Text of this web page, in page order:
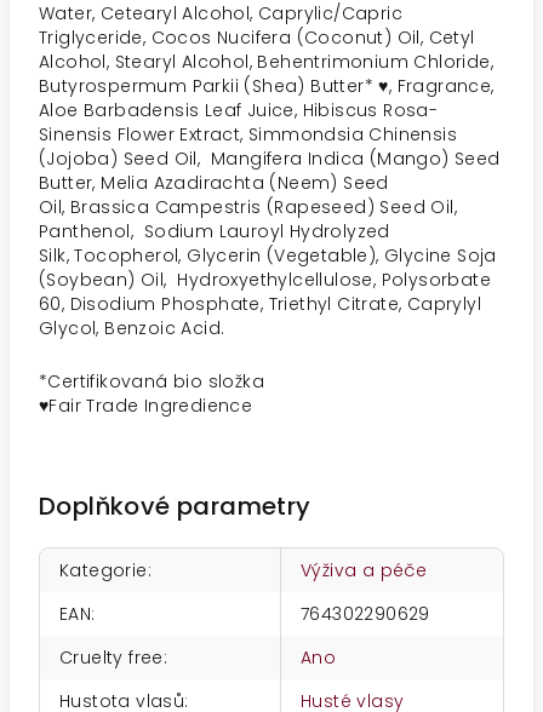
Water, Cetearyl Alcohol, Caprylic/Capric
Triglyceride, Cocos Nucifera (Coconut) Oil, Cetyl
Alcohol, Stearyl Alcohol, Behentrimonium Chloride,
Butyrospermum Parkii (Shea) Butter* ♥, Fragrance,
Aloe Barbadensis Leaf Juice, Hibiscus Rosa-
Sinensis Flower Extract, Simmondsia Chinensis
(Jojoba) Seed Oil, Mangifera Indica (Mango) Seed
Butter, Melia Azadirachta (Neem) Seed
Oil, Brassica Campestris (Rapeseed) Seed Oil,
Panthenol, Sodium Lauroyl Hydrolyzed
Silk, Tocopherol, Glycerin (Vegetable), Glycine Soja
(Soybean) Oil, Hydroxyethylcellulose, Polysorbate
60, Disodium Phosphate, Triethyl Citrate, Caprylyl
Glycol, Benzoic Acid.
*Certifikovaná bio složka
♥Fair Trade Ingredience
Doplňkové parametry
Kategorie:
Výživa a péče
EAN:
764302290629
Cruelty free:
Ano
Hustota vlasů:
Husté vlasy